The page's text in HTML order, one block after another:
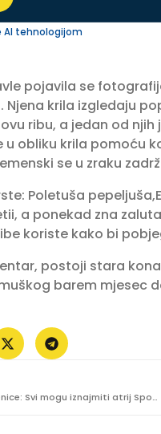
AI tehnologijom
pojavila se
Njena krila izgledaju
ribu, a jedan od
u obliku krila pomoću
se u zraku
Poletuša
a ponekad zna
koriste kako bi
postoji stara
barem mjesec
Ravnateljica i mama slavljenice: Svi mogu iznajmiti atrij Sponze, račun sam uredno dobila i platila